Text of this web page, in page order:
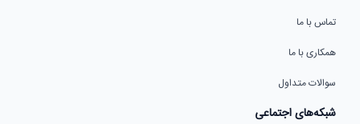
تماس با ما
همکاری با ما
سوالات متداول
شبکه‌های اجتماعی